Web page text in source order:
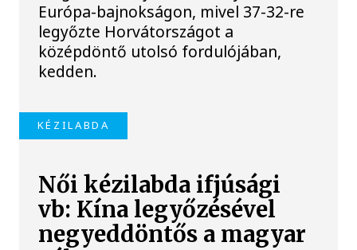
Európa-bajnokságon, mivel 37-32-re
legyőzte Horvátországot a
középdöntő utolsó fordulójában,
kedden.
KÉZILABDA
Női kézilabda ifjúsági
vb: Kína legyőzésével
negyeddöntős a magyar